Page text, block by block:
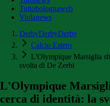
Tuttobolognaweb
Violanews
DerbyDerbyDerby
Calcio Estero
L'Olympique Marsiglia
svolta di De Zerbi
L'Olympique
cerca di identità: la